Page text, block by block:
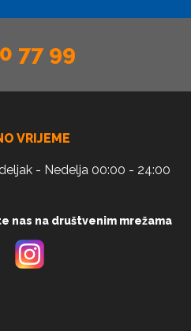
77 99
VRIJEME
- Nedelja 00:00 - 24:00
nas na društvenim mrežama